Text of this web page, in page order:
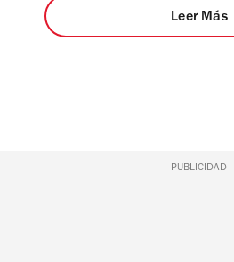
Leer Más
PUBLICIDAD